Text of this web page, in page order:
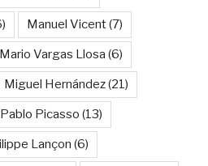
Manuel Vicent(7)
Mario Vargas Llosa (6)
Miguel Hernández(21)
Pablo Picasso (13)
Lançon (6)